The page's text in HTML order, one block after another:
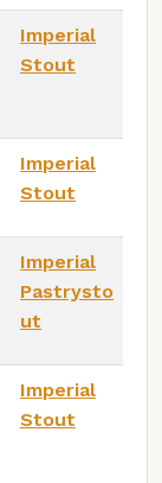
Imperial
Stout
Imperial
Stout
Imperial
Pastrysto
ut
Imperial
Stout